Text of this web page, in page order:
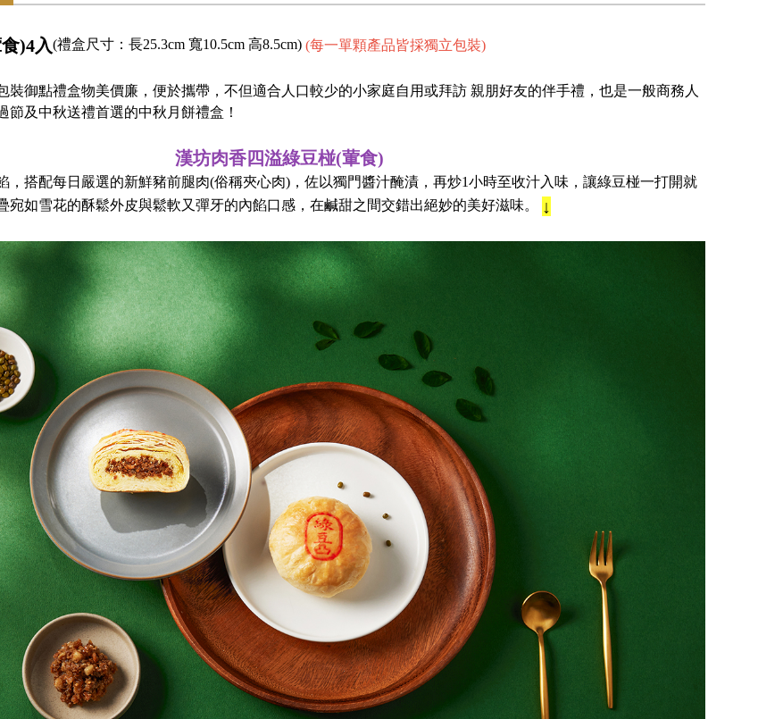
)4入(禮盒尺寸：長25.3cm 寬10.5cm 高8.5cm) (每一單顆產品皆採獨立包裝)
裝御點禮盒物美價廉，便於攜帶，不但適合人口較少的小家庭自用或拜訪 親朋好友的伴手禮，也是一般商務人
節及中秋送禮首選的中秋月餅禮盒！
漢坊肉香四溢綠豆椪(葷食)
，搭配每日嚴選的新鮮豬前腿肉(俗稱夾心肉)，佐以獨門醬汁醃漬，再炒1小時至收汁入味，讓綠豆椪一打開就
宛如雪花的酥鬆外皮與鬆軟又彈牙的內餡口感，在鹹甜之間交錯出絕妙的美好滋味。​​​​​
↓